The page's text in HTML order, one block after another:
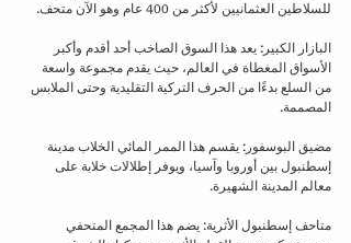
للسلاطين العثمانيين لأكثر من 400 عام وهو الآن متحف.
البازار الكبير: يعد هذا السوق الصاخب أحد أقدم وأكبر
الأسواق المغطاة في العالم، حيث يقدم مجموعة واسعة
من السلع بدءًا من الحرف التركية التقليدية وحتى الملابس
المصممة.
مضيق البوسفور: يقسم هذا الممر المائي الخلاب مدينة
إسطنبول بين أوروبا وآسيا، ويوفر إطلالات خلابة على
معالم المدينة الشهيرة.
متاحف إسطنبول الأثرية: يضم هذا المجمع المتحفي